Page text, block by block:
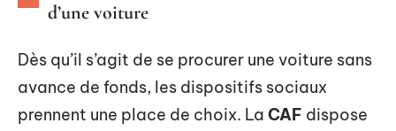
d’une voiture
Dès qu’il s’agit de se procurer une voiture sans
avance de fonds, les dispositifs sociaux
prennent une place de choix. La CAF dispose